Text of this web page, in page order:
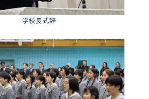
学校長式辞